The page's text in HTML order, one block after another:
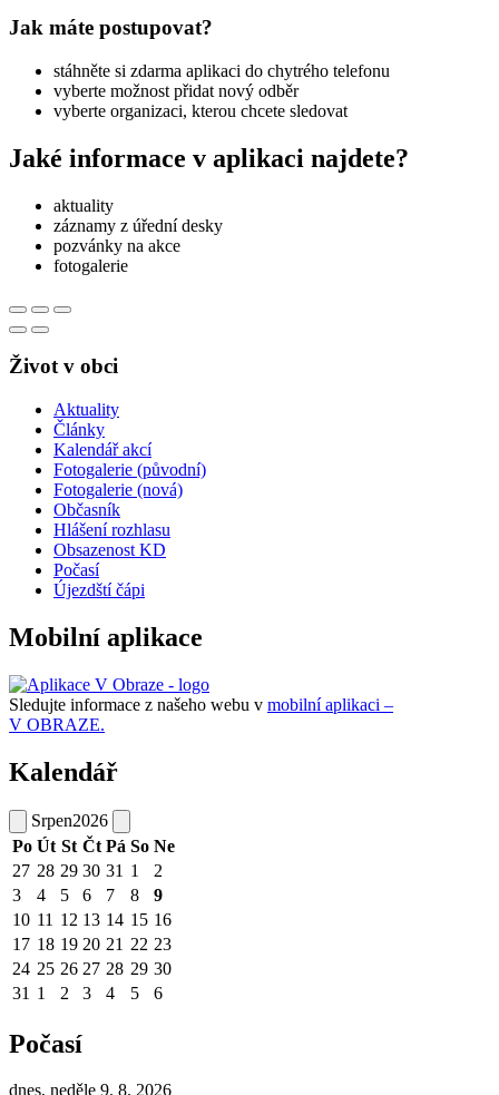
Jak máte postupovat?
stáhněte si zdarma aplikaci do chytrého telefonu
vyberte možnost přidat nový odběr
vyberte organizaci, kterou chcete sledovat
Jaké informace v aplikaci najdete?
aktuality
záznamy z úřední desky
pozvánky na akce
fotogalerie
Život v obci
Aktuality
Články
Kalendář akcí
Fotogalerie (původní)
Fotogalerie (nová)
Občasník
Hlášení rozhlasu
Obsazenost KD
Počasí
Újezdští čápi
Mobilní aplikace
Sledujte informace z našeho webu v mobilní aplikaci –
V OBRAZE.
Kalendář
Srpen2026
Po Út St Čt Pá So Ne
27 28 29 30 31 1
2
3
4 5 6 7 8
9
10 11 12 13 14 15 16
17 18 19 20 21 22 23
24 25 26 27 28 29 30
31 1 2 3 4 5 6
Počasí
dnes, neděle 9. 8. 2026